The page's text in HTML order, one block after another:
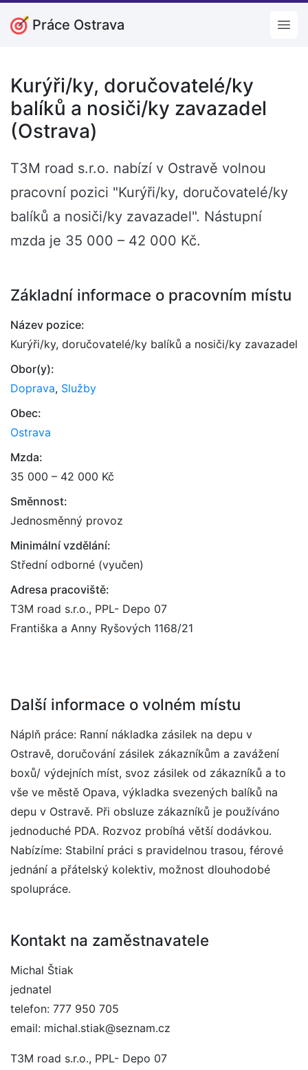
Práce Ostrava
Kurýři/ky, doručovatelé/ky
balíků a nosiči/ky zavazadel
(Ostrava)
T3M road s.r.o. nabízí v Ostravě volnou
pracovní pozici "Kurýři/ky, doručovatelé/ky
balíků a nosiči/ky zavazadel". Nástupní
mzda je 35 000 – 42 000 Kč.
Základní informace o pracovním místu
Název pozice:
Kurýři/ky, doručovatelé/ky balíků a nosiči/ky zavazadel
Obor(y):
Doprava, Služby
Obec:
Ostrava
Mzda:
35 000 – 42 000 Kč
Směnnost:
Jednosměnný provoz
Minimální vzdělání:
Střední odborné (vyučen)
Adresa pracoviště:
T3M road s.r.o., PPL- Depo 07
Františka a Anny Ryšových 1168/21
Další informace o volném místu
Náplň práce: Ranní nákladka zásilek na depu v
Ostravě, doručování zásilek zákazníkům a zavážení
boxů/ výdejních míst, svoz zásilek od zákazníků a to
vše ve městě Opava, výkladka svezených balíků na
depu v Ostravě. Při obsluze zákazníků je používáno
jednoduché PDA. Rozvoz probíhá větší dodávkou.
Nabízíme: Stabilní práci s pravidelnou trasou, férové
jednání a přátelský kolektiv, možnost dlouhodobé
spolupráce.
Kontakt na zaměstnavatele
Michal Štiak
jednatel
telefon: 777 950 705
email: michal.stiak@seznam.cz
T3M road s.r.o., PPL- Depo 07